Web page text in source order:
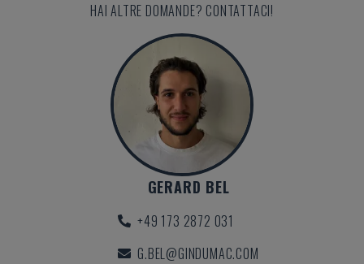
HAI ALTRE DOMANDE? CONTATTACI!
GERARD BEL
+49 173 2872 031
G.BEL@GINDUMAC.COM